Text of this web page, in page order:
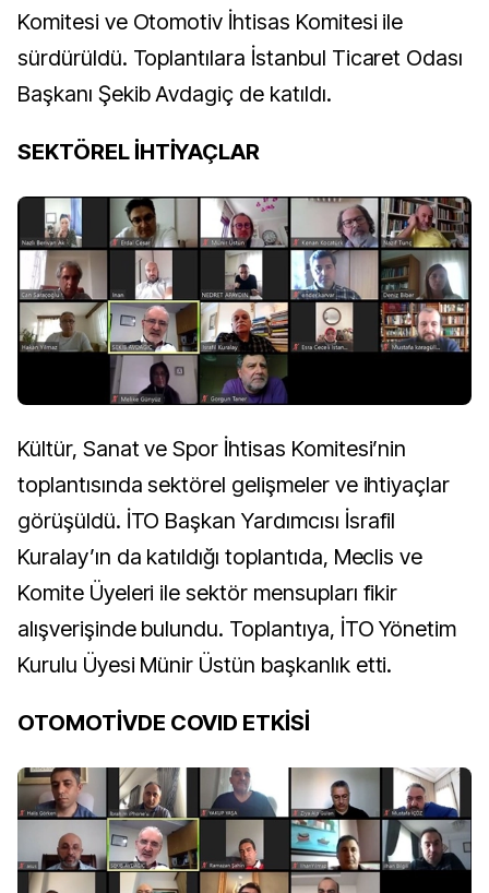
Komitesi ve Otomotiv İhtisas Komitesi ile
sürdürüldü. Toplantılara İstanbul Ticaret Odası
Başkanı Şekib Avdagiç de katıldı.
SEKTÖREL İHTİYAÇLAR
Kültür, Sanat ve Spor İhtisas Komitesi’nin
toplantısında sektörel gelişmeler ve ihtiyaçlar
görüşüldü. İTO Başkan Yardımcısı İsrafil
Kuralay’ın da katıldığı toplantıda, Meclis ve
Komite Üyeleri ile sektör mensupları fikir
alışverişinde bulundu. Toplantıya, İTO Yönetim
Kurulu Üyesi Münir Üstün başkanlık etti.
OTOMOTİVDE COVID ETKİSİ